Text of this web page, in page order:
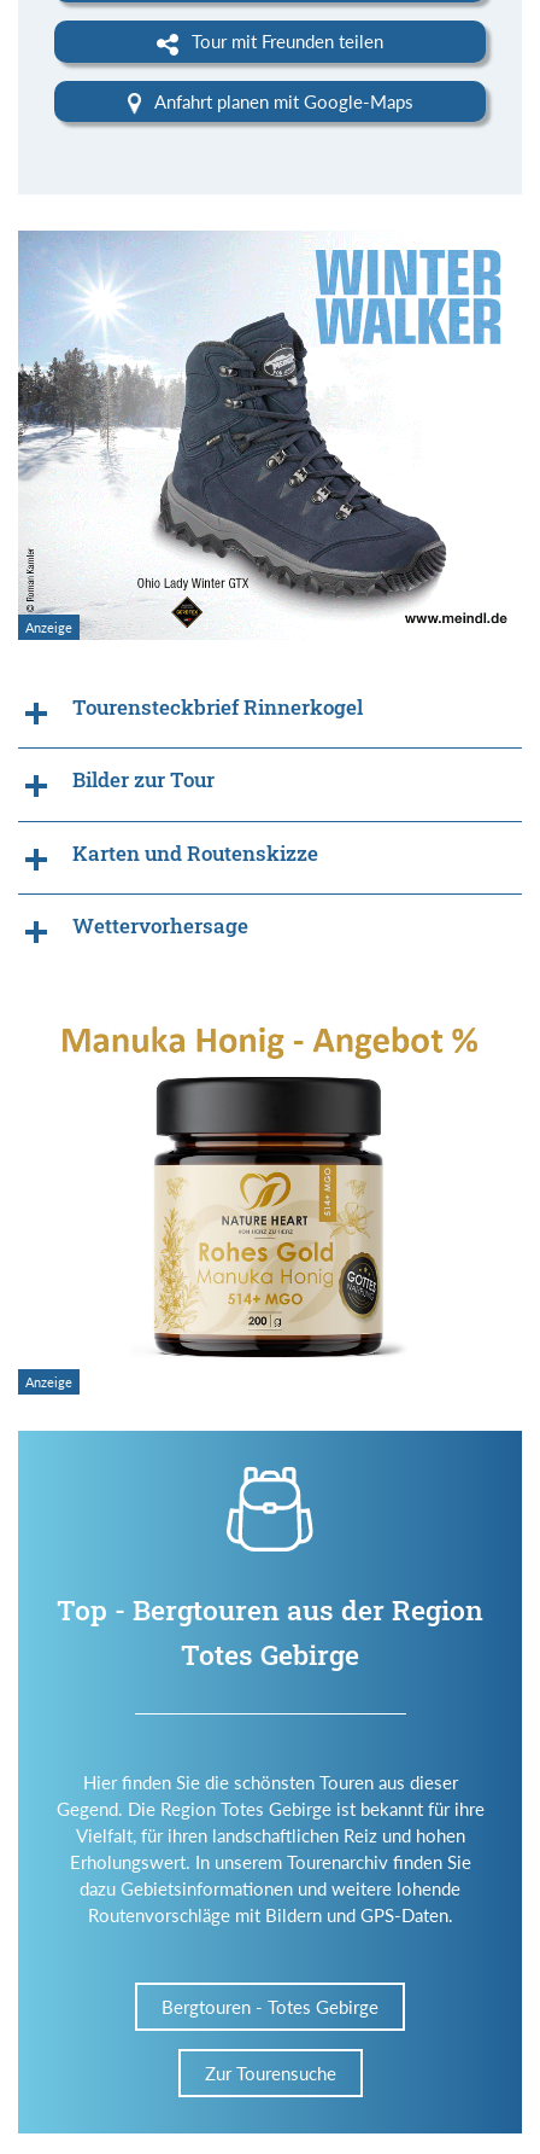
Tour mit Freunden teilen
Anfahrt planen mit Google-Maps
Tourensteckbrief Rinnerkogel
Bilder zur Tour
Karten und Routenskizze
Wettervorhersage
Top - Bergtouren aus der Region
Totes Gebirge
Hier finden Sie die schönsten Touren aus dieser
Gegend. Die Region Totes Gebirge ist bekannt für ihre
Vielfalt, für ihren landschaftlichen Reiz und hohen
Erholungswert. In unserem Tourenarchiv finden Sie
dazu Gebietsinformationen und weitere lohende
Routenvorschläge mit Bildern und GPS-Daten.
Bergtouren - Totes Gebirge
Zur Tourensuche